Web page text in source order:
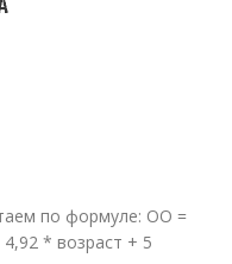
по формуле: ОО =
* возраст + 5